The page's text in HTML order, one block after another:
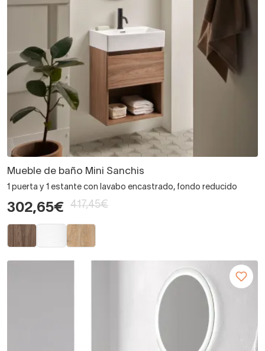
Mueble de baño Mini Sanchis
1 puerta y 1 estante con lavabo encastrado, fondo reducido
302,65€ 417,45€